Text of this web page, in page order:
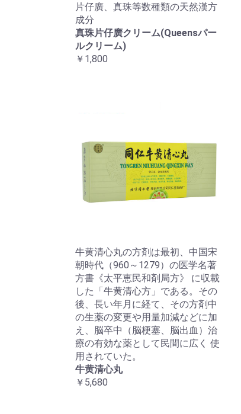
片仔廣、真珠等数種類の天然漢方
成分
真珠片仔廣クリーム(Queensパー
ルクリーム)
￥1,800
牛黄清心丸の方剤は最初、中国宋
朝時代（960～1279）の医学名著
方書《太平恵民和剤局方》 に収載
した「牛黄清心方」である。その
後、長い年月に経て、その方剤中
の生薬の変更や用量加減などに加
え、脳卒中（脳梗塞、脳出血）治
療の有効な薬として民間に広く 使
用されていた。
牛黄清心丸
￥5,680